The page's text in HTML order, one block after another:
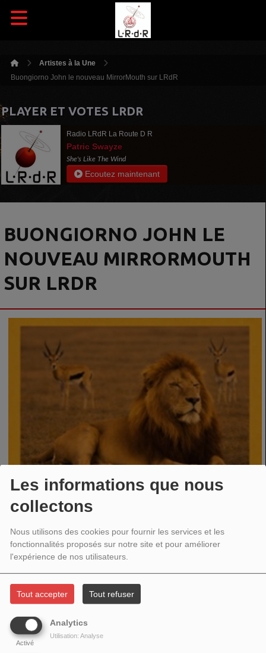
Les informations que nous
collectons
Nous utilisons des cookies pour fournir les services et les
fonctionnalités proposés sur notre site et pour améliorer
l'expérience de nos utilisateurs.
Tout accepter Tout refuser
Analytics
Activé
Utilisation: Analyse
Artistes à la Une
Buongiorno John le nouveau MirrorMouth sur LRdR
PLAYER ET VOTES LRDR
Radio LRdR La Route D R
Patric Swayze
She's Like The Wind
Ecoutez maintenant
BUONGIORNO JOHN LE
NOUVEAU MIRRORMOUTH
SUR LRDR
« Buongiorno John » est un morceau indie pop ironique. Une chanson sur
provocation, la chanson soulève des questions simples : Dans un monde
de stimulation illimitée, quelle est la limite ? La surconsommation peut-elle